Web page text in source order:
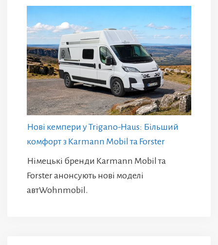
Нові кемпери у Trigano-Haus: Більший
комфорт з Karmann Mobil та Forster
Німецькі бренди Karmann Mobil та
Forster анонсують нові моделі
автWohnmobil.